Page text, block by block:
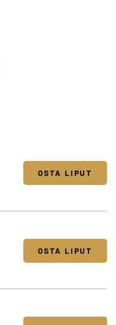
OSTA LIPUT
OSTA LIPUT